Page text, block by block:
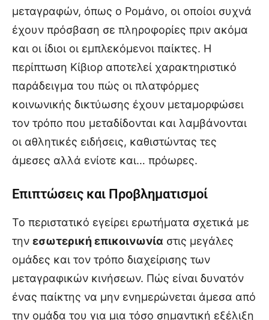
μεταγραφών, όπως ο Ρομάνο, οι οποίοι συχνά
έχουν πρόσβαση σε πληροφορίες πριν ακόμα
και οι ίδιοι οι εμπλεκόμενοι παίκτες. Η
περίπτωση Κίβιορ αποτελεί χαρακτηριστικό
παράδειγμα του πώς οι πλατφόρμες
κοινωνικής δικτύωσης έχουν μεταμορφώσει
τον τρόπο που μεταδίδονται και λαμβάνονται
οι αθλητικές ειδήσεις, καθιστώντας τες
άμεσες αλλά ενίοτε και… πρόωρες.
Επιπτώσεις και Προβληματισμοί
Το περιστατικό εγείρει ερωτήματα σχετικά με
την εσωτερική επικοινωνία στις μεγάλες
ομάδες και τον τρόπο διαχείρισης των
μεταγραφικών κινήσεων. Πώς είναι δυνατόν
ένας παίκτης να μην ενημερώνεται άμεσα από
την ομάδα του για μια τόσο σημαντική εξέλιξη